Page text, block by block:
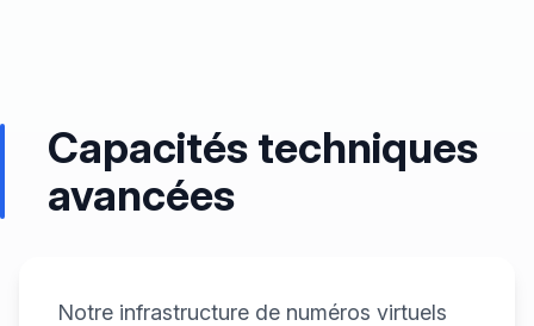
Capacités techniques
avancées
Notre infrastructure de numéros virtuels